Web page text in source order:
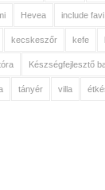
Hevea include
kecskeszőr kefe
Készségfejlesztő
tányér villa